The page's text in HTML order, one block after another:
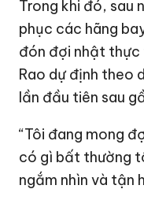
Trong khi đó, sau
phục các hãng
đón đợi nhật thực
Rao dự định theo
lần đầu tiên sau
“Tôi đang mong
có gì bất thường
ngắm nhìn và tận